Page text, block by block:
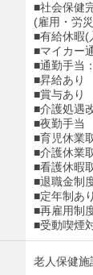
■社会保健
(雇用・労
■有給休暇(
■マイカー
■通勤手当
■昇給あり
■賞与あり
■介護処遇
■夜勤手当
■育児休業
■介護休業
■看護休暇
■退職金制
■定年制あ
■再雇用制
■受動喫煙
老人保健施